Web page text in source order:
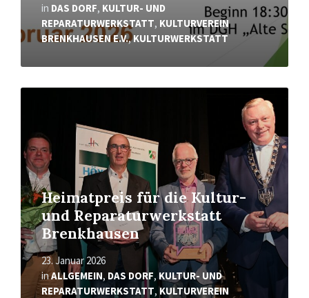
in DAS DORF, KULTUR- UND
REPARATURWERKSTATT, KULTURVEREIN
BRENKHAUSEN E.V.,KULTURWERKSTATT
Heimatpreis für die Kultur-
und Reparaturwerkstatt
Brenkhausen
23. Januar 2026
inALLGEMEIN, DAS DORF, KULTUR- UND
REPARATURWERKSTATT,KULTURVEREIN
Read